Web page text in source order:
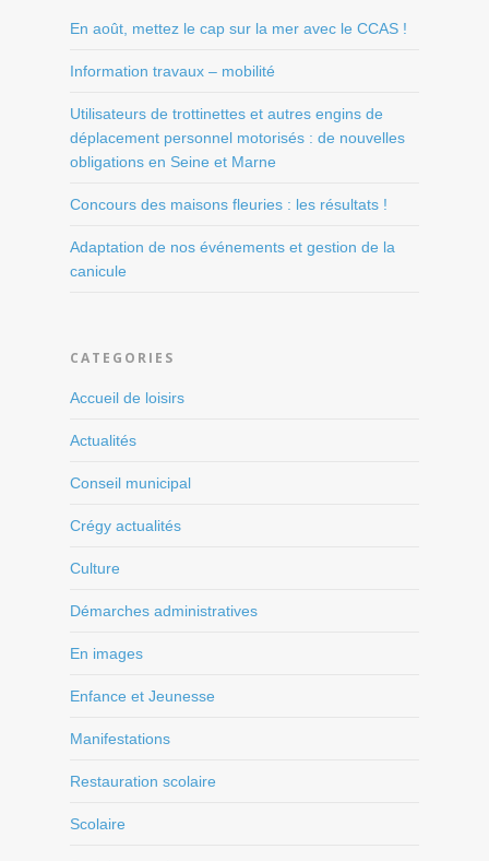
En août, mettez le cap sur la mer avec le CCAS !
Information travaux – mobilité
Utilisateurs de trottinettes et autres engins de
déplacement personnel motorisés : de nouvelles
obligations en Seine et Marne
Concours des maisons fleuries : les résultats !
Adaptation de nos événements et gestion de la
canicule
CATEGORIES
Accueil de loisirs
Actualités
Conseil municipal
Crégy actualités
Culture
Démarches administratives
En images
Enfance et Jeunesse
Manifestations
Restauration scolaire
Scolaire